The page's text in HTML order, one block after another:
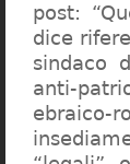
post:
dice
sindaco
anti-
ebraico-